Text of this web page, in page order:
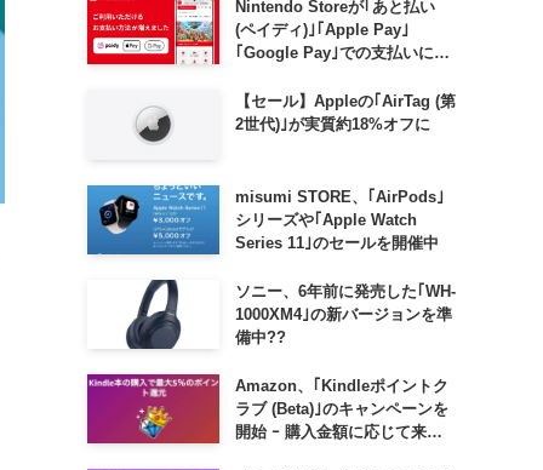
Nintendo Storeが｢あと払い
(ペイディ)｣｢Apple Pay｣
｢Google Pay｣での支払いに対
【セール】Appleの｢AirTag (第
2世代)｣が実質約18%オフに
misumi STORE、｢AirPods｣
シリーズや｢Apple Watch
Series 11｣のセールを開催中
ソニー、6年前に発売した｢WH-
1000XM4｣の新バージョンを準
備中??
Amazon、｢Kindleポイントク
ラブ (Beta)｣のキャンペーンを
開始 ｰ 購入金額に応じて来月